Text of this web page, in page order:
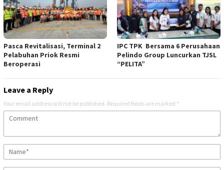
Pasca Revitalisasi, Terminal 2
Pelabuhan Priok Resmi
Beroperasi
IPC TPK Bersama 6 Perusahaan
Pelindo Group Luncurkan TJSL
“PELITA”
Leave a Reply
Your email address will not be published. Required fields are marked *